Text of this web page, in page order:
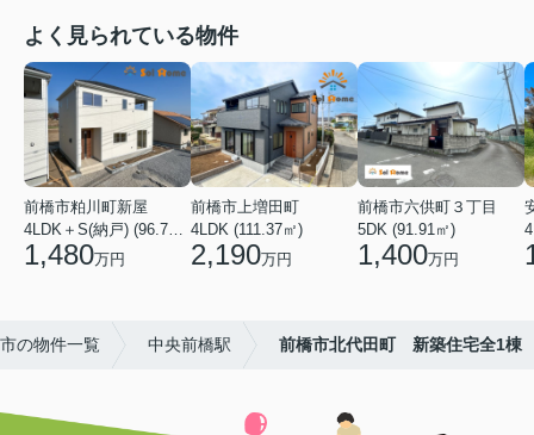
よく見られている物件
前橋市粕川町新屋
4LDK＋S(納戸) (96.78㎡)
1,480万円
前橋市上増田町
4LDK (111.37㎡)
2,190万円
前橋市六供町３丁目
5DK (91.91㎡)
1,400万円
の物件一覧 中央前橋駅 前橋市北代田町 新築住宅全1棟